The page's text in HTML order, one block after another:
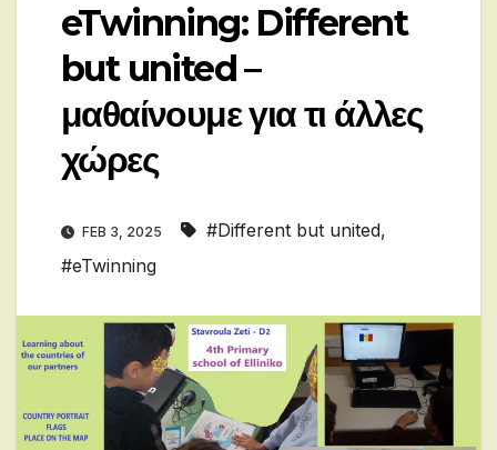
eTwinning: Different
but united –
μαθαίνουμε για τι άλλες
χώρες
FEB 3, 2025 #Different but united,
#eTwinning